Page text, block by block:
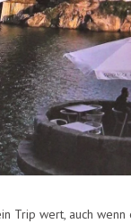
Trip wert, auch